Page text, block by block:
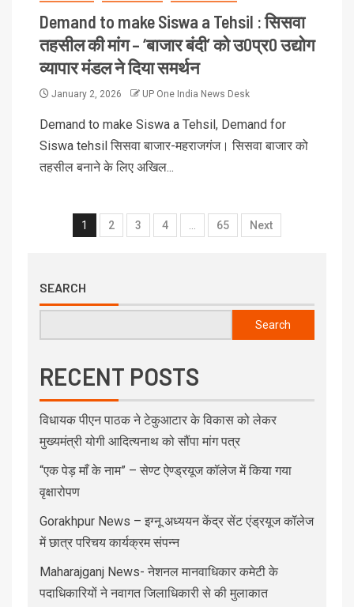
Demand to make Siswa a Tehsil : सिसवा
तहसील की मांग – ‘बाजार बंदी’ को उ0प्र0 उद्योग
व्यापार मंडल ने दिया समर्थन
January 2, 2026 UP One India News Desk
Demand to make Siswa a Tehsil, Demand for
Siswa tehsil सिसवा बाजार-महराजगंज। सिसवा बाजार को
तहसील बनाने के लिए अखिल...
1 2 3 4 65 Next
SEARCH
Search
RECENT POSTS
विधायक पीएन पाठक ने टेकुआटार के विकास को लेकर
मुख्यमंत्री योगी आदित्यनाथ को सौंपा मांग पत्र
“एक पेड़ माँ के नाम” – सेण्ट ऐण्ड्रयूज कॉलेज में किया गया
वृक्षारोपण
Gorakhpur News – इग्नू अध्ययन केंद्र सेंट एंड्रयूज कॉलेज
में छात्र परिचय कार्यक्रम संपन्न
Maharajganj News- नेशनल मानवाधिकार कमेटी के
पदाधिकारियों ने नवागत जिलाधिकारी से की मुलाकात